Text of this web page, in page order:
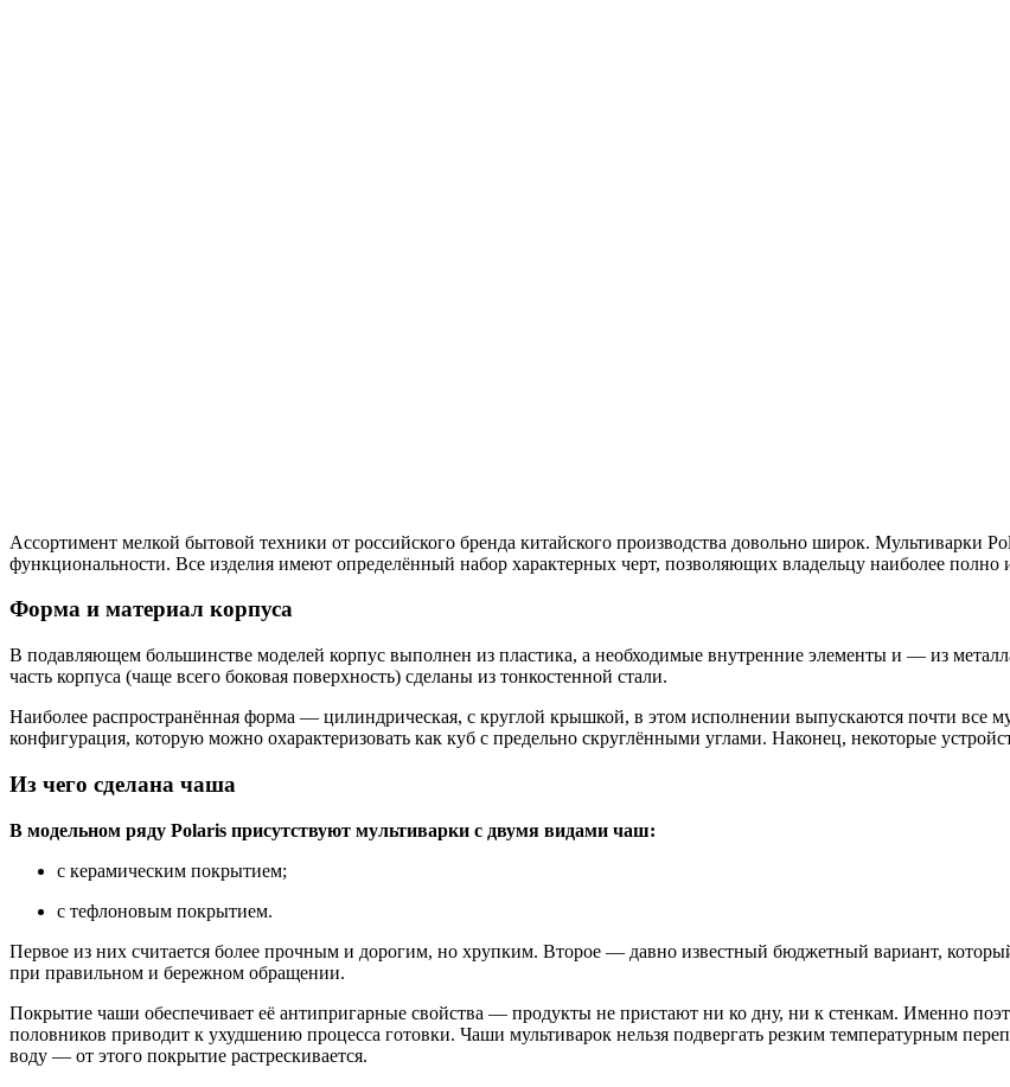
Ассортимент мелкой бытовой техники от российского бренда китайского производства довольно широк. Мультиварки
функциональности. Все изделия имеют определённый набор характерных черт, позволяющих владельцу наиболее полно
Форма и материал корпуса
В подавляющем большинстве моделей корпус выполнен из пластика, а необходимые внутренние элементы и — из
часть корпуса (чаще всего боковая поверхность) сделаны из тонкостенной стали.
Наиболее распространённая форма — цилиндрическая, с круглой крышкой, в этом исполнении выпускаются почти все
конфигурация, которую можно охарактеризовать как куб с предельно скруглёнными углами. Наконец, некоторые
Из чего сделана чаша
В модельном ряду Polaris присутствуют мультиварки с двумя видами чаш:
с керамическим покрытием;
с тефлоновым покрытием.
Первое из них считается более прочным и дорогим, но хрупким. Второе — давно известный бюджетный вариант,
при правильном и бережном обращении.
Покрытие чаши обеспечивает её антипригарные свойства — продукты не пристают ни ко дну, ни к стенкам. Именно
половников приводит к ухудшению процесса готовки. Чаши мультиварок нельзя подвергать резким температурным
воду — от этого покрытие растрескивается.